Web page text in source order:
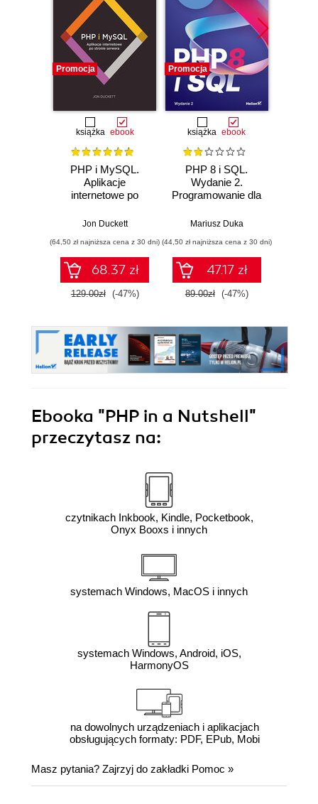
Promocja
książka ebook
PHP i MySQL.
Aplikacje
internetowe po
Jon Duckett
(64,50 zł najniższa cena z 30 dni)
68.37 zł
129.00zł (-47%)
Promocja
książka ebook
PHP 8 i SQL.
Wydanie 2.
Programowanie dla
50 lekcjach
Mariusz Duka
(44,50 zł najniższa cena z 30 dni)
47.17 zł
89.00zł (-47%)
Ebooka "PHP in a Nutshell"
przeczytasz na:
czytnikach Inkbook, Kindle, Pocketbook,
Onyx Booxs i innych
systemach Windows, MacOS i innych
systemach Windows, Android, iOS,
HarmonyOS
na dowolnych urządzeniach i aplikacjach
obsługujących formaty: PDF, EPub, Mobi
Masz pytania? Zajrzyj do zakładki Pomoc »